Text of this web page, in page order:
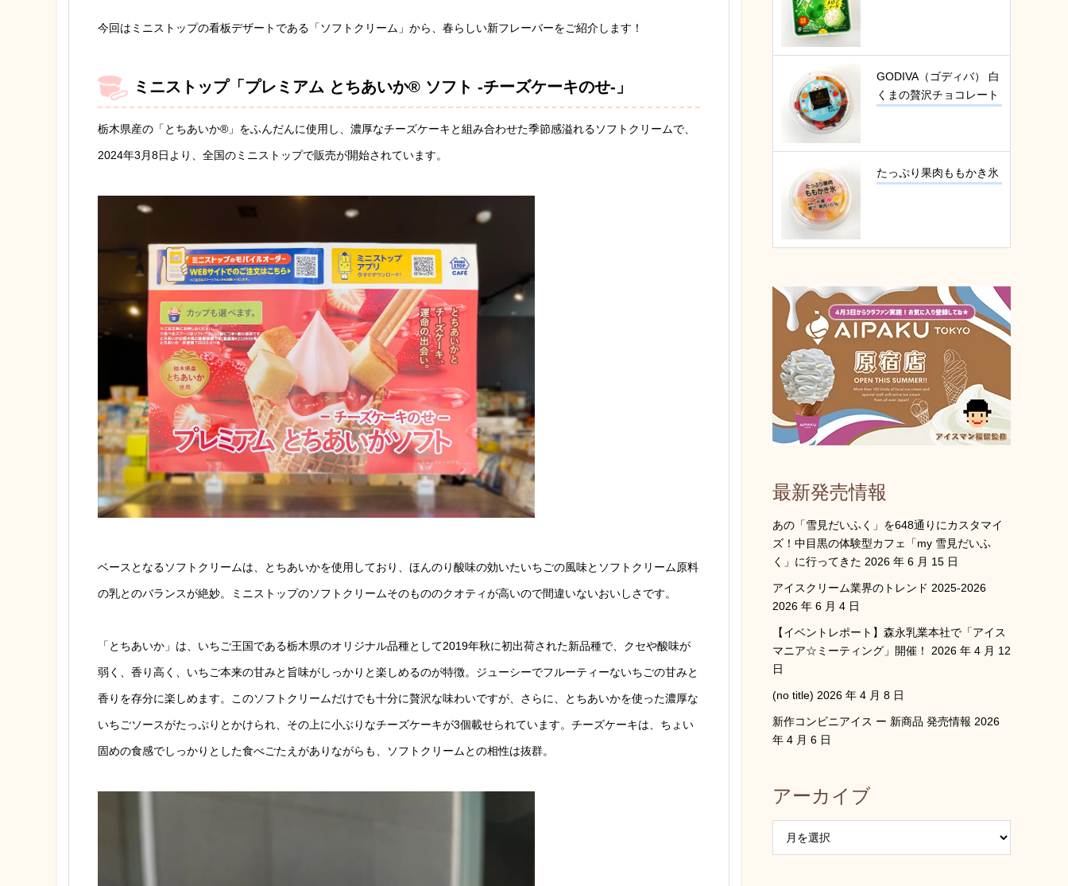
今回はミニストップの看板デザートである「ソフトクリーム」から、春らしい新フレーバーをご紹介します！
ミニストップ「プレミアム とちあいか® ソフト -チーズケーキのせ-」
栃木県産の「とちあいか®」をふんだんに使用し、濃厚なチーズケーキと組み合わせた季節感溢れるソフトクリームで、
2024年3月8日より、全国のミニストップで販売が開始されています。
ベースとなるソフトクリームは、とちあいかを使用しており、ほんのり酸味の効いたいちごの風味とソフトクリーム原料
の乳とのバランスが絶妙。ミニストップのソフトクリームそのもののクオティが高いので間違いないおいしさです。
「とちあいか」は、いちご王国である栃木県のオリジナル品種として2019年秋に初出荷された新品種で、クセや酸味が
弱く、香り高く、いちご本来の甘みと旨味がしっかりと楽しめるのが特徴。ジューシーでフルーティーないちごの甘みと
香りを存分に楽しめます。このソフトクリームだけでも十分に贅沢な味わいですが、さらに、とちあいかを使った濃厚な
いちごソースがたっぷりとかけられ、その上に小ぶりなチーズケーキが3個載せられています。チーズケーキは、ちょい
固めの食感でしっかりとした食べごたえがありながらも、ソフトクリームとの相性は抜群。
GODIVA（ゴディバ） 白
くまの贅沢チョコレート
たっぷり果肉ももかき氷
最新発売情報
あの「雪見だいふく」を648通りにカスタマイ
ズ！中目黒の体験型カフェ「my 雪見だいふ
く」に行ってきた 2026 年 6 月 15 日
アイスクリーム業界のトレンド 2025-2026
2026 年 6 月 4 日
【イベントレポート】森永乳業本社で「アイス
マニア☆ミーティング」開催！
2026 年 4 月 12
日
(no title) 2026 年 4 月 8 日
新作コンビニアイス ー 新商品 発売情報 2026
年 4 月 6 日
アーカイブ